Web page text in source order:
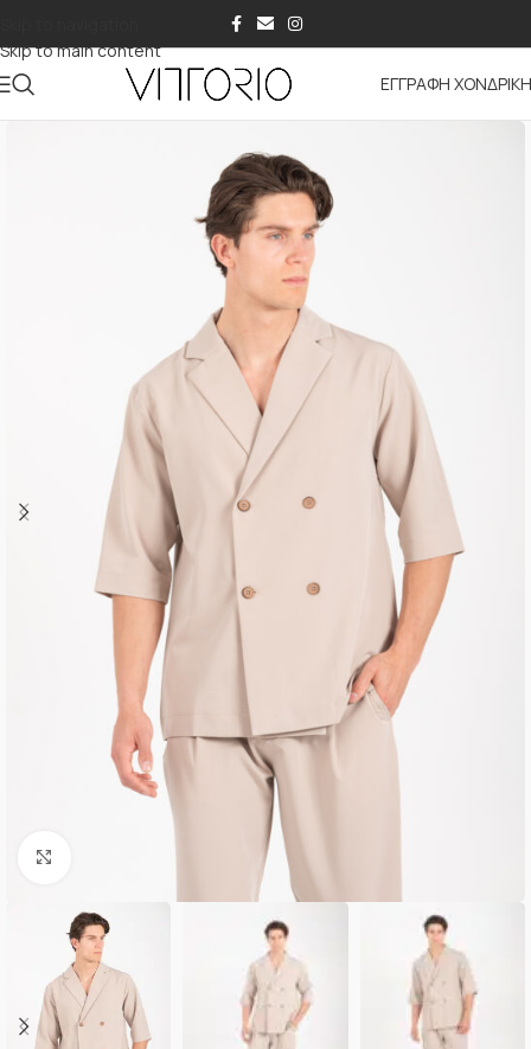
Skip to main content
ΕΓΓΡΑΦΗ